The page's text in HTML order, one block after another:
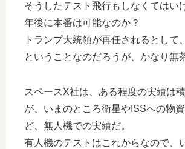
そうしたテスト飛行もしなくてはい
年後に本番は可能なのか？
トランプ大統領が再任されるとして
ということなのだろうが、かなり無
スペースX社は、ある程度の実績は
が、いまのところ衛星やISSへの物
ど、無人機での実績だ。
有人機のテストはこれからなので、